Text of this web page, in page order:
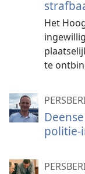
Het
te
politie-